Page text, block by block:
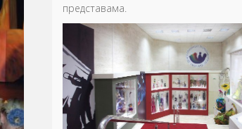
представама.